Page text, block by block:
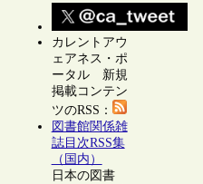
カレントアウ
ェアネス・ポ
ータル 新規
掲載コンテン
ツのRSS：
図書館関係雑
誌目次RSS集
（国内）
日本の図書